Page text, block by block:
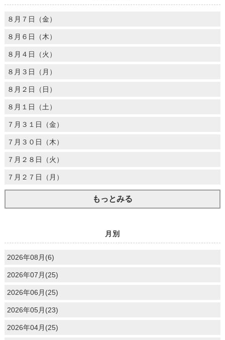
８月７日（金）
８月６日（木）
８月４日（火）
８月３日（月）
８月２日（日）
８月１日（土）
７月３１日（金）
７月３０日（木）
７月２８日（火）
７月２７日（月）
もっとみる
月別
2026年08月(6)
2026年07月(25)
2026年06月(25)
2026年05月(23)
2026年04月(25)